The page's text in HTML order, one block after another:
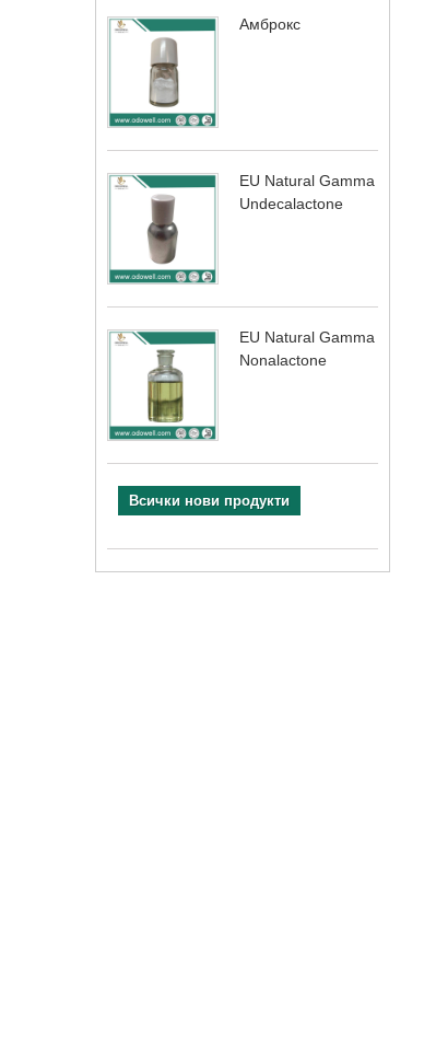
Амброкс
EU Natural Gamma
Undecalactone
EU Natural Gamma
Nonalactone
Всички нови продукти